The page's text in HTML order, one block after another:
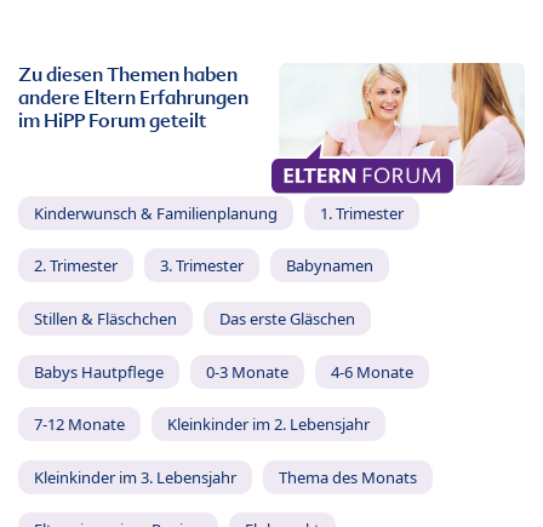
Zu diesen Themen haben
andere Eltern Erfahrungen
im HiPP Forum geteilt
Kinderwunsch & Familienplanung 1. Trimester
2. Trimester 3. Trimester Babynamen
Stillen & Fläschchen Das erste Gläschen
Babys Hautpflege 0-3 Monate 4-6 Monate
7-12 Monate Kleinkinder im 2. Lebensjahr
Kleinkinder im 3. Lebensjahr Thema des Monats